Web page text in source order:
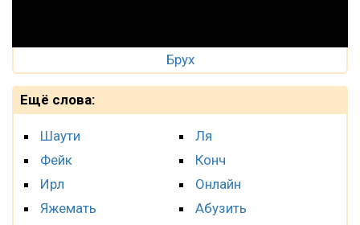
Брух
Ещё слова:
Шаути
Фейк
Ирл
Яжемать
Ля
Конч
Онлайн
Абузить